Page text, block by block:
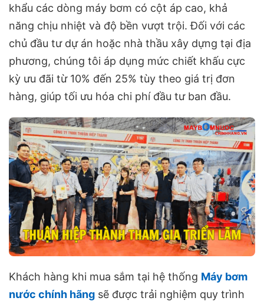
khẩu các dòng máy bơm có cột áp cao, khả
năng chịu nhiệt và độ bền vượt trội. Đối với các
chủ đầu tư dự án hoặc nhà thầu xây dựng tại địa
phương, chúng tôi áp dụng mức chiết khấu cực
kỳ ưu đãi từ 10% đến 25% tùy theo giá trị đơn
hàng, giúp tối ưu hóa chi phí đầu tư ban đầu.
Khách hàng khi mua sắm tại hệ thống Máy bơm
nước chính hãng sẽ được trải nghiệm quy trình